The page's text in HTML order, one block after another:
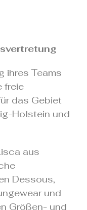
ihres Teams
freie
das Gebiet
Holstein und
aus
Dessous,
und
Größen- und